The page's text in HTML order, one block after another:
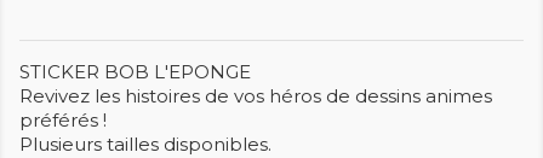
STICKER BOB L'EPONGE
Revivez les histoires de vos héros de dessins animes
préférés !
Plusieurs tailles disponibles.